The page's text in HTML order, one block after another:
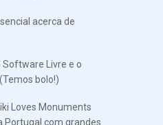
acerca de
Livre e o
bolo!)
Loves Monuments
Portugal com grandes